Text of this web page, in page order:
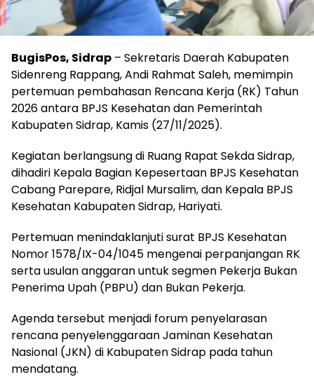
BugisPos, Sidrap – Sekretaris Daerah Kabupaten
Sidenreng Rappang, Andi Rahmat Saleh, memimpin
pertemuan pembahasan Rencana Kerja (RK) Tahun
2026 antara BPJS Kesehatan dan Pemerintah
Kabupaten Sidrap, Kamis (27/11/2025).
Kegiatan berlangsung di Ruang Rapat Sekda Sidrap,
dihadiri Kepala Bagian Kepesertaan BPJS Kesehatan
Cabang Parepare, Ridjal Mursalim, dan Kepala BPJS
Kesehatan Kabupaten Sidrap, Hariyati.
Pertemuan menindaklanjuti surat BPJS Kesehatan
Nomor 1578/IX-04/1045 mengenai perpanjangan RK
serta usulan anggaran untuk segmen Pekerja Bukan
Penerima Upah (PBPU) dan Bukan Pekerja.
Agenda tersebut menjadi forum penyelarasan
rencana penyelenggaraan Jaminan Kesehatan
Nasional (JKN) di Kabupaten Sidrap pada tahun
mendatang.